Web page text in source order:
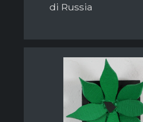
di Russia